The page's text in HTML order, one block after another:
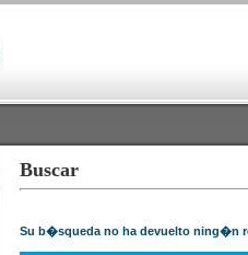
Buscar
Su b�squeda no ha devuelto ning�n